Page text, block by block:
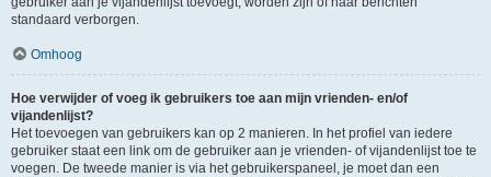
standaard verborgen.
Omhoog
Hoe verwijder of voeg ik gebruikers toe aan mijn vrienden- en/of
vijandenlijst?
Het toevoegen van gebruikers kan op 2 manieren. In het profiel van iedere
gebruiker staat een link om de gebruiker aan je vrienden- of vijandenlijst toe te
voegen. De tweede manier is via het gebruikerspaneel, je moet dan een